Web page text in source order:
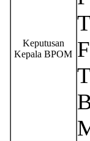
Keputusan
Kepala BPOM